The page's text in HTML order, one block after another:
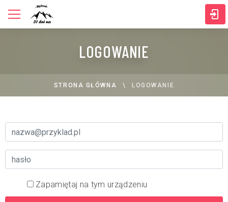
LOGOWANIE
STRONA GŁÓWNA LOGOWANIE
Zapamiętaj na tym urządzeniu